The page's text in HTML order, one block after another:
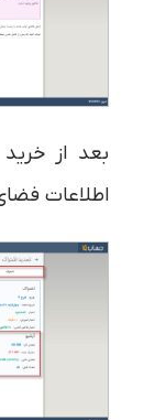
بعد از خرید
اطلاعات